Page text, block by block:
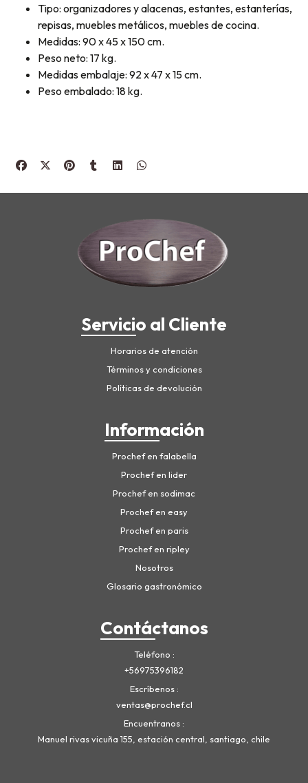
Tipo: organizadores y alacenas, estantes, estanterías,
repisas, muebles metálicos, muebles de cocina.
Medidas: 90 x 45 x 150 cm.
Peso neto: 17 kg.
Medidas embalaje: 92 x 47 x 15 cm.
Peso embalado: 18 kg.
Servicio al Cliente
Horarios de atención
Términos y condiciones
Políticas de devolución
Información
Prochef en falabella
Prochef en lider
Prochef en sodimac
Prochef en easy
Prochef en paris
Prochef en ripley
Nosotros
Glosario gastronómico
Contáctanos
Teléfono
+56975396182
Escríbenos
ventas@prochef.cl
Encuentranos
Manuel rivas vicuña 155, estación central, santiago, chile